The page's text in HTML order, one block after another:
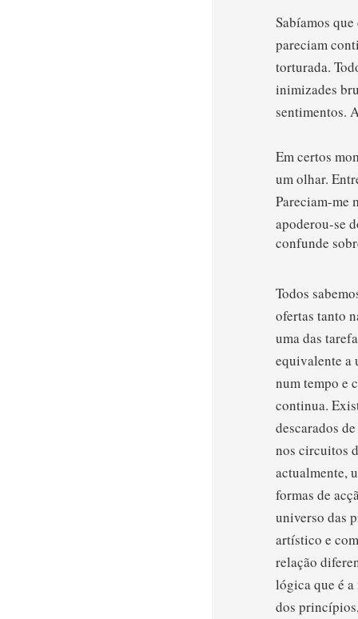
Sabíamos
pareciam
torturada.
inimizades
sentimentos.
Em certos
um olhar.
Pareciam-me
apoderou-se
confunde
Todos
ofertas tanto
uma das
equivalente a
num tempo e
continua.
descarados
nos circuitos
actualmente,
formas de
universo das
artístico e
relação
lógica que é a
dos